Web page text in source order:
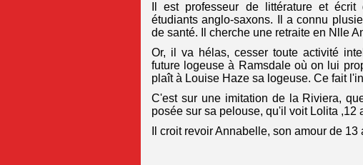
Il est professeur de littérature et
étudiants anglo-saxons. Il a connu
de santé. Il cherche une retraite en Nlle
Or, il va hélas, cesser toute activité
future logeuse à Ramsdale où on lui
plaît à Louise Haze sa logeuse. Ce fait
C'est sur une imitation de la Riviera,
posée sur sa pelouse, qu'il voit Lolita
Il croit revoir Annabelle, son amour de 13